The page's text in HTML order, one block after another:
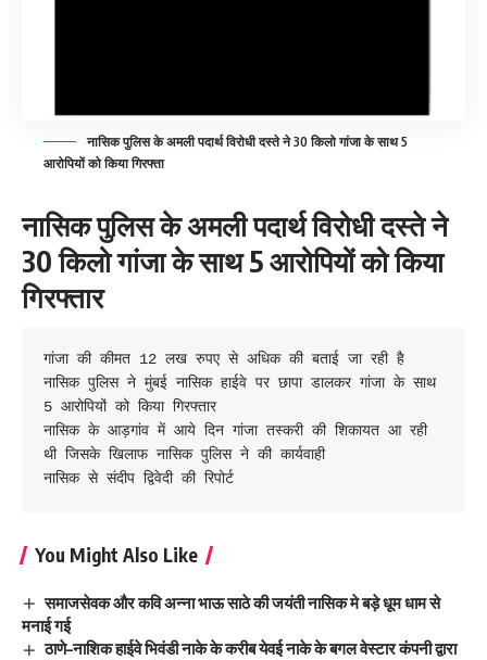
नासिक पुलिस के अमली पदार्थ विरोधी दस्ते ने 30 किलो गांजा के साथ 5
आरोपियों को किया गिरफ्ता
नासिक पुलिस के अमली पदार्थ विरोधी दस्ते ने
30 किलो गांजा के साथ 5 आरोपियों को किया
गिरफ्तार
गांजा की कीमत 12 लख रुपए से अधिक की बताई जा रही है
नासिक पुलिस ने मुंबई नासिक हाईवे पर छापा डालकर गांजा के साथ
5 आरोपियों को किया गिरफ्तार
नासिक के आड़गांव में आये दिन गांजा तस्करी की शिकायत आ रही
थी जिसके खिलाफ नासिक पुलिस ने की कार्यवाही
नासिक से संदीप द्विवेदी की रिपोर्ट
You Might Also Like
समाजसेवक और कवि अन्ना भाऊ साठे की जयंती नासिक मे बड़े धूम धाम से
मनाई गई
ठाणे–नाशिक हाईवे भिवंडी नाके के करीब येवई नाके के बगल वेस्टार कंपनी द्वारा